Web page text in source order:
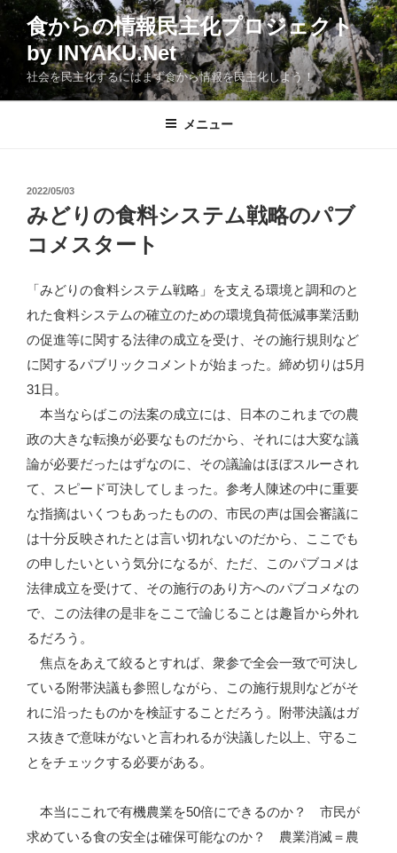
コ
食からの情報民主化プロジェクト
by INYAKU.Net
社会を民主化するにはまず食から情報を民主化しよう！
メニュー
投
稿
日:
2022/05/03
みどりの食料システム戦略のパブ
コメスタート
「みどりの食料システム戦略」を支える環境と調和のと
れた食料システムの確立のための環境負荷低減事業活動
の促進等に関する法律の成立を受け、その施行規則など
に関するパブリックコメントが始まった。締め切りは5月
31日。
本当ならばこの法案の成立には、日本のこれまでの農
政の大きな転換が必要なものだから、それには大変な議
論が必要だったはずなのに、その議論はほぼスルーされ
て、スピード可決してしまった。参考人陳述の中に重要
な指摘はいくつもあったものの、市民の声は国会審議に
は十分反映されたとは言い切れないのだから、ここでも
の申したいという気分になるが、ただ、このパブコメは
法律成立を受けて、その施行のあり方へのパブコメなの
で、この法律の是非をここで論じることは趣旨から外れ
るだろう。
焦点をあえて絞るとすれば、衆参で全会一致で可決し
ている附帯決議も参照しながら、この施行規則などがそ
れに沿ったものかを検証することだろう。附帯決議はガ
ス抜きで意味がないと言われるが決議した以上、守るこ
とをチェックする必要がある。
本当にこれで有機農業を50倍にできるのか？ 市民が
求めている食の安全は確保可能なのか？ 農業消滅＝農